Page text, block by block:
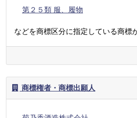
第２５類 服、履物
などを商標区分に指定している商標
商標権者・商標出願人